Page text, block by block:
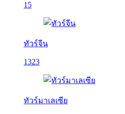
15
ทัวร์จีน
1323
ทัวร์มาเลเซีย